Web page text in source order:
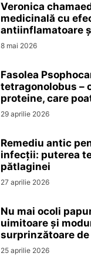
Veronica
medicinală cu
antiinflamatoare
8 mai 2026
Fasolea
tetragonolobus –
proteine, care
29 aprilie 2026
Remediu antic
infecții: puterea
pătlaginei
27 aprilie 2026
Nu mai ocoli
uimitoare și
surprinzătoare
25 aprilie 2026